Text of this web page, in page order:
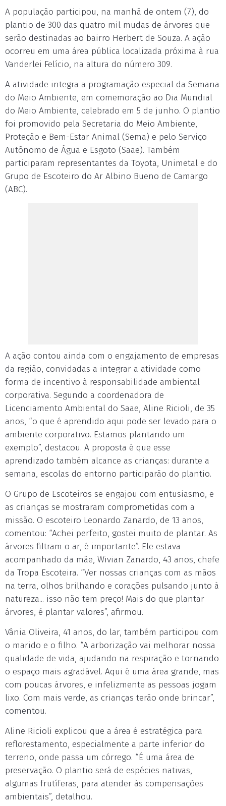
A população participou, na manhã de ontem (7), do
plantio de 300 das quatro mil mudas de árvores que
serão destinadas ao bairro Herbert de Souza. A ação
ocorreu em uma área pública localizada próxima à rua
Vanderlei Felício, na altura do número 309.
A atividade integra a programação especial da Semana
do Meio Ambiente, em comemoração ao Dia Mundial
do Meio Ambiente, celebrado em 5 de junho. O plantio
foi promovido pela Secretaria do Meio Ambiente,
Proteção e Bem-Estar Animal (Sema) e pelo Serviço
Autônomo de Água e Esgoto (Saae). Também
participaram representantes da Toyota, Unimetal e do
Grupo de Escoteiro do Ar Albino Bueno de Camargo
(ABC).
A ação contou ainda com o engajamento de empresas
da região, convidadas a integrar a atividade como
forma de incentivo à responsabilidade ambiental
corporativa. Segundo a coordenadora de
Licenciamento Ambiental do Saae, Aline Ricioli, de 35
anos, “o que é aprendido aqui pode ser levado para o
ambiente corporativo. Estamos plantando um
exemplo”, destacou. A proposta é que esse
aprendizado também alcance as crianças: durante a
semana, escolas do entorno participarão do plantio.
O Grupo de Escoteiros se engajou com entusiasmo, e
as crianças se mostraram comprometidas com a
missão. O escoteiro Leonardo Zanardo, de 13 anos,
comentou: “Achei perfeito, gostei muito de plantar. As
árvores filtram o ar, é importante”. Ele estava
acompanhado da mãe, Wivian Zanardo, 43 anos, chefe
da Tropa Escoteira. “Ver nossas crianças com as mãos
na terra, olhos brilhando e corações pulsando junto à
natureza... isso não tem preço! Mais do que plantar
árvores, é plantar valores”, afirmou.
Vânia Oliveira, 41 anos, do lar, também participou com
o marido e o filho. “A arborização vai melhorar nossa
qualidade de vida, ajudando na respiração e tornando
o espaço mais agradável. Aqui é uma área grande, mas
com poucas árvores, e infelizmente as pessoas jogam
lixo. Com mais verde, as crianças terão onde brincar”,
comentou.
Aline Ricioli explicou que a área é estratégica para
reflorestamento, especialmente a parte inferior do
terreno, onde passa um córrego. “É uma área de
preservação. O plantio será de espécies nativas,
algumas frutíferas, para atender às compensações
ambientais”, detalhou.